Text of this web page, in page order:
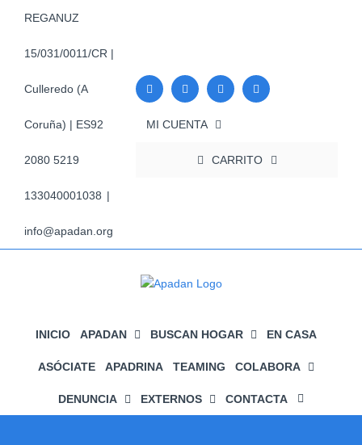
REGANUZ
15/031/0011/CR |
Culleredo (A
Coruña) | ES92
2080 5219
133040001038 |
info@apadan.org
MI CUENTA
CARRITO
INICIO APADAN BUSCAN HOGAR EN CASA
ASÓCIATE APADRINA TEAMING COLABORA
DENUNCIA EXTERNOS CONTACTA